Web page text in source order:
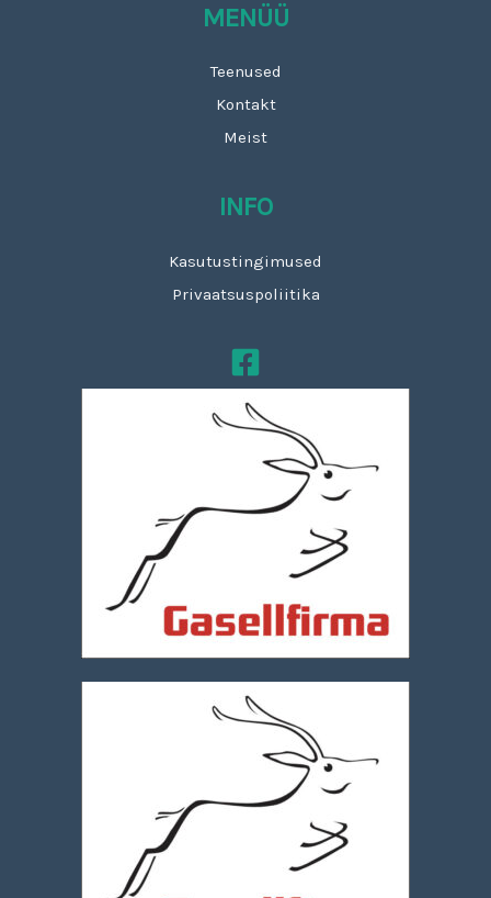
MENÜÜ
Teenused
Kontakt
Meist
INFO
Kasutustingimused
Privaatsuspoliitika